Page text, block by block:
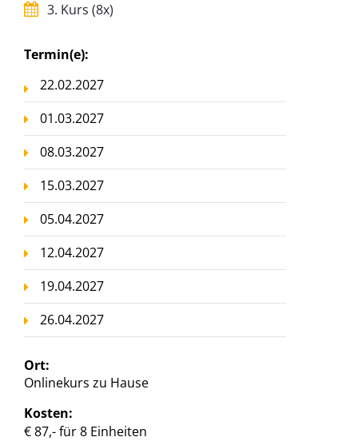
3. Kurs (8x)
Termin(e):
22.02.2027
01.03.2027
08.03.2027
15.03.2027
05.04.2027
12.04.2027
19.04.2027
26.04.2027
Ort:
Onlinekurs zu Hause
Kosten:
€ 87,- für 8 Einheiten